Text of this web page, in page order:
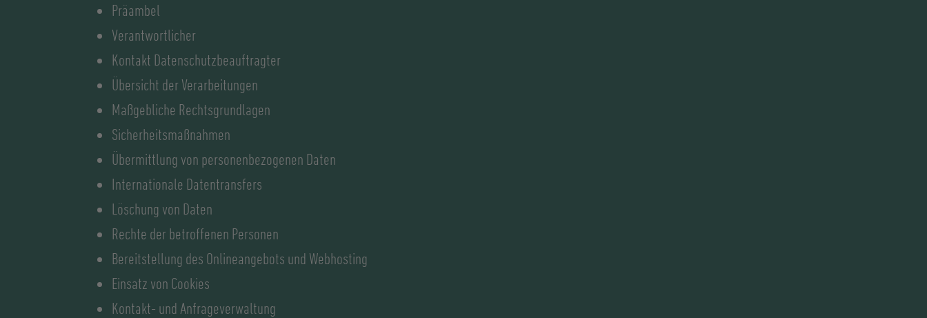
Präambel
Verantwortlicher
Kontakt Datenschutzbeauftragter
Übersicht der Verarbeitungen
Maßgebliche Rechtsgrundlagen
Sicherheitsmaßnahmen
Übermittlung von personenbezogenen Daten
Internationale Datentransfers
Löschung von Daten
Rechte der betroffenen Personen
Bereitstellung des Onlineangebots und Webhosting
Einsatz von Cookies
Kontakt- und Anfrageverwaltung